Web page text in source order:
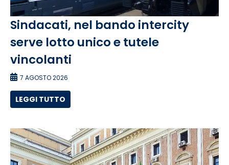
Sindacati, nel bando intercity
serve lotto unico e tutele
vincolanti
7 AGOSTO 2026
LEGGI TUTTO